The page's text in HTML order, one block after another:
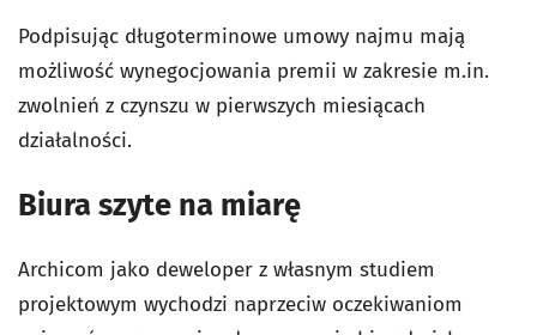
Podpisując długoterminowe umowy najmu mają
możliwość wynegocjowania premii w zakresie m.in.
zwolnień z czynszu w pierwszych miesiącach
działalności.
Biura szyte na miarę
Archicom jako deweloper z własnym studiem
projektowym wychodzi naprzeciw oczekiwaniom